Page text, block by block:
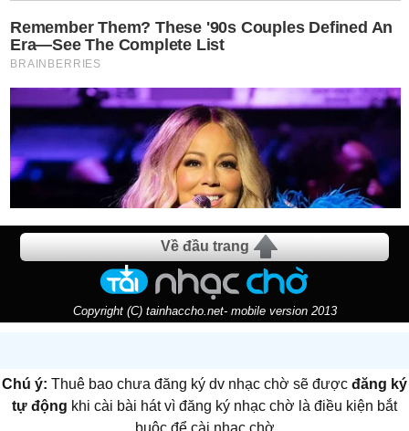
Về đầu trang
Copyright (C) tainhaccho.net- mobile version 2013
Chú ý: Thuê bao chưa đăng ký dv nhạc chờ sẽ được đăng ký
tự động khi cài bài hát vì đăng ký nhạc chờ là điều kiện bắt
buộc để cài nhạc chờ